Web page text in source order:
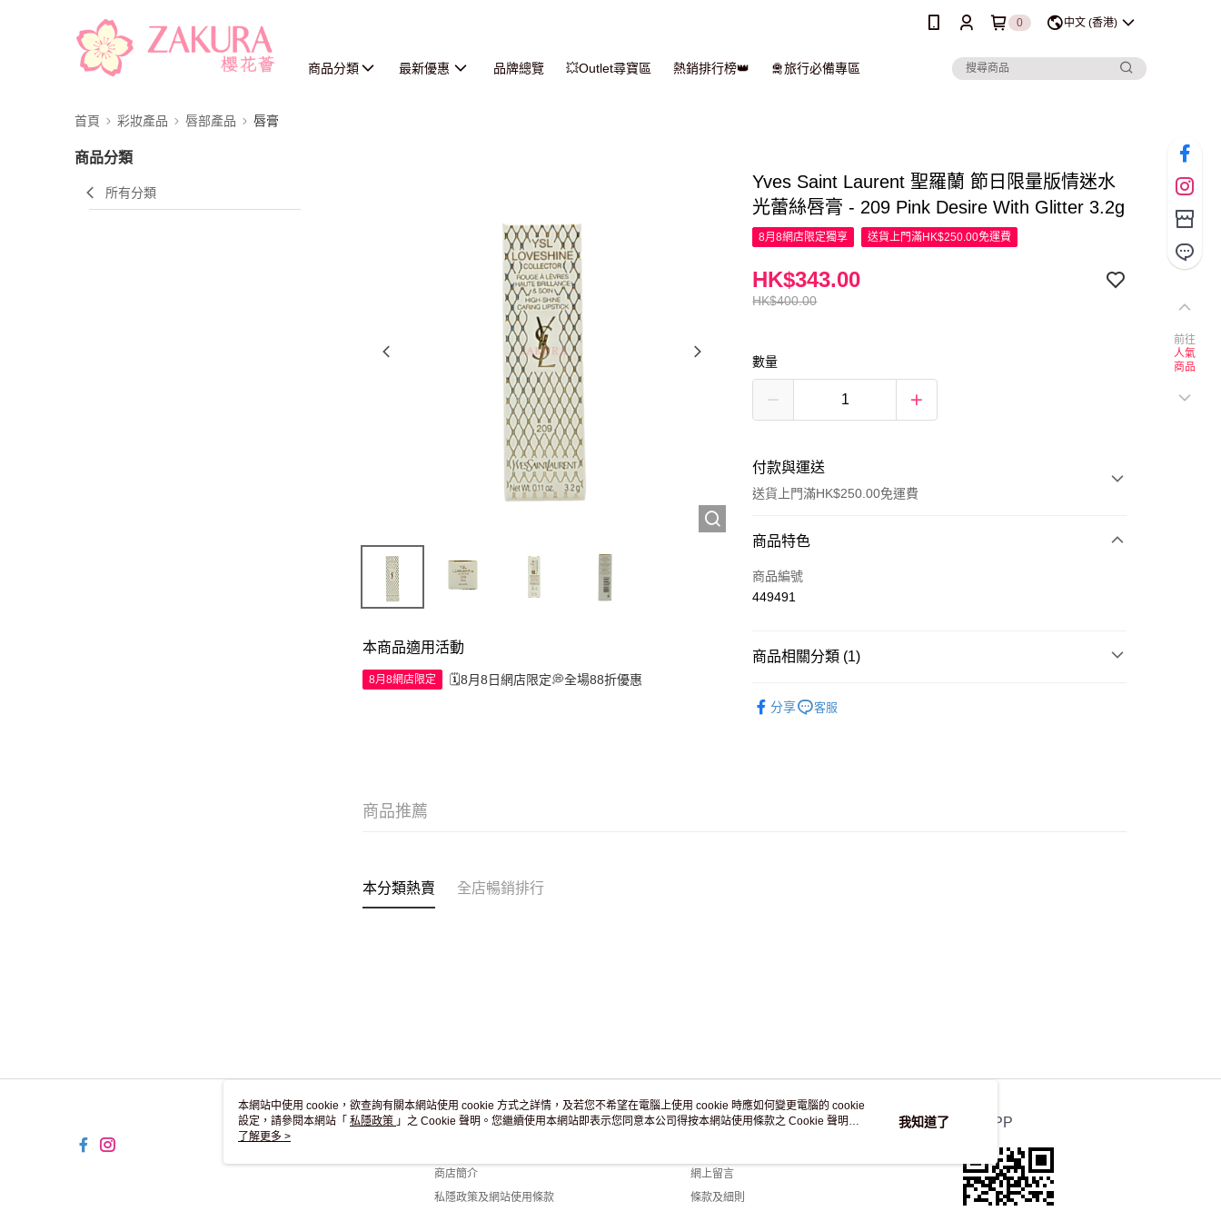
0 中文 (香港)
商品分類 最新優惠 品牌總覽 💥Outlet尋寶區 熱銷排行榜👑 🛅旅行必備專區
首頁 彩妝產品 唇部產品 唇膏
商品分類
所有分類
本商品適用活動
8月8網店限定 🗓️8月8日網店限定💭全場88折優惠
Yves Saint Laurent 聖羅蘭 節日限量版情迷水
光蕾絲唇膏 - 209 Pink Desire With Glitter 3.2g
8月8網店限定獨享 送貨上門滿HK$250.00免運費
HK$400.00
HK$343.00
數量
付款與運送
送貨上門滿HK$250.00免運費
付款方式
信用卡
商品特色
商品編號
449491
商品相關分類 (1)
分享
客服
商品推薦
本分類熱賣 全店暢銷排行
關於我們
商店簡介
私隱政策及網站使用條款
客戶服務
網上留言
條款及細則
官方APP
前往
人氣
商品
本網站中使用 cookie，欲查詢有關本網站使用 cookie 方式之詳情，及若您不希望在電腦上使用 cookie 時應如何變更電腦的 cookie
設定，請參閱本網站「 私隱政策 」之 Cookie 聲明。您繼續使用本網站即表示您同意本公司得按本網站使用條款之 Cookie 聲明使
用 cookie。
了解更多 >
我知道了